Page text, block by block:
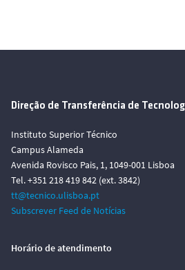
Direção de Transferência de
Instituto Superior Técnico
Campus Alameda
Avenida Rovisco Pais, 1, 1049-001 Lisboa
Tel. +351 218 419 842 (ext. 3842)
tt@tecnico.ulisboa.pt
Subscrever Feed de Notícias
Horário de atendimento